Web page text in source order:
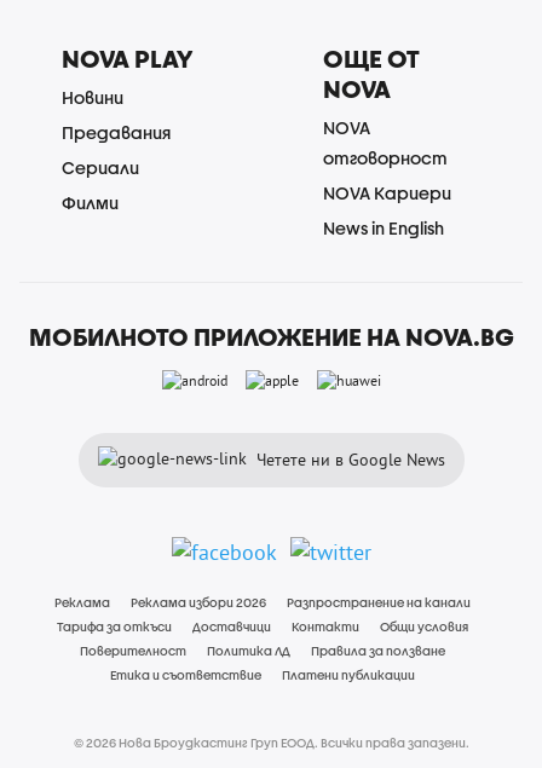
NOVA PLAY
Новини
Предавания
Сериали
Филми
ОЩЕ ОТ
NOVA
NOVA
отговорност
NOVA Кариери
News in English
МОБИЛНОТО ПРИЛОЖЕНИЕ НА NOVA.BG
Четете ни в Google News
Реклама Реклама избори 2026
Разпространение на канали
Тарифа за откъси
Доставчици Контакти
Общи условия
Поверителност
Политика ЛД
Правила за ползване
Етика и съответствие
Платени публикации
© 2026 Нова Броудкастинг Груп ЕООД. Всички права запазени.